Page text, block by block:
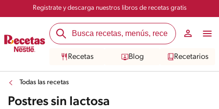
Registrate y descarga nuestros libros de recetas gratis
Recetas Blog Recetarios
Todas las recetas
Postres sin lactosa